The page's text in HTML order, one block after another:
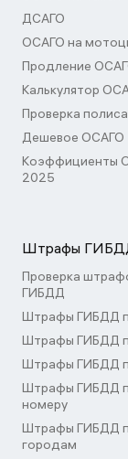
ДСАГО
ОСАГО на
Продление
Калькулятор
Проверка
Дешевое ОСАГО
Коэффициенты
2025
Штрафы
Проверка
ГИБДД
Штрафы ГИБДД
Штрафы ГИБДД
Штрафы ГИБДД
Штрафы ГИБДД
номеру
Штрафы ГИБДД
городам